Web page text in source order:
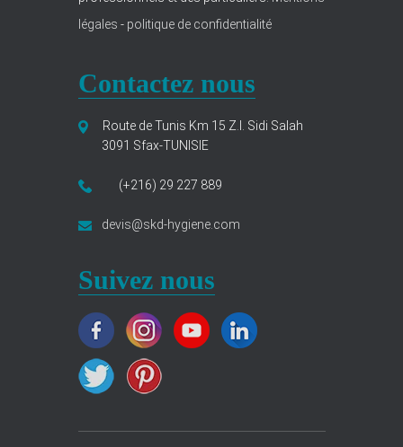
légales -politique de confidentialité
Contactez nous
Route de Tunis Km 15 Z.I. Sidi Salah
3091 Sfax-TUNISIE
(+216) 29 227 889
devis@skd-hygiene.com
Suivez nous